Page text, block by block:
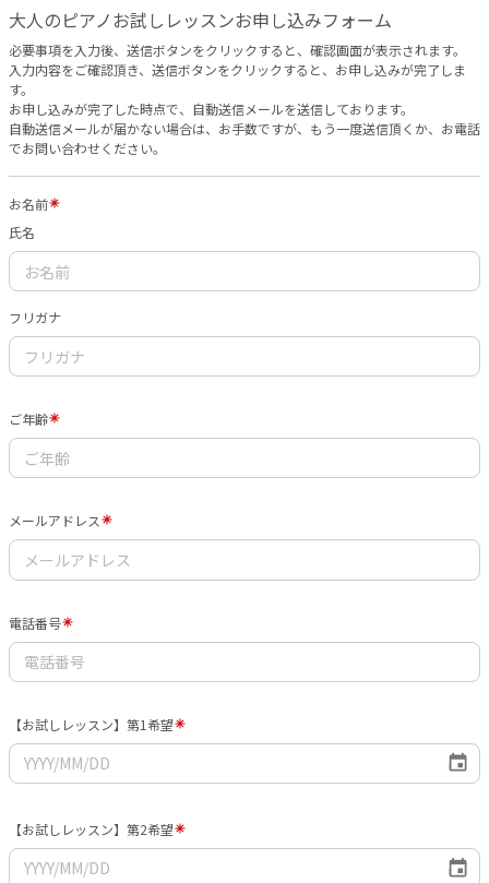
大人のピアノお試しレッスンお申し込みフォーム
必要事項を入力後、送信ボタンをクリックすると、確認画面が表示されます。
入力内容をご確認頂き、送信ボタンをクリックすると、お申し込みが完了しま
す。
お申し込みが完了した時点で、自動送信メールを送信しております。
自動送信メールが届かない場合は、お手数ですが、もう一度送信頂くか、お電話
でお問い合わせください。
お名前
氏名
フリガナ
ご年齢
メールアドレス
電話番号
【お試しレッスン】第1希望
【お試しレッスン】第2希望